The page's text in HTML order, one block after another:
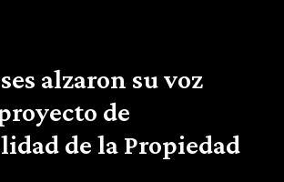
alzaron su voz
de
de la Propiedad